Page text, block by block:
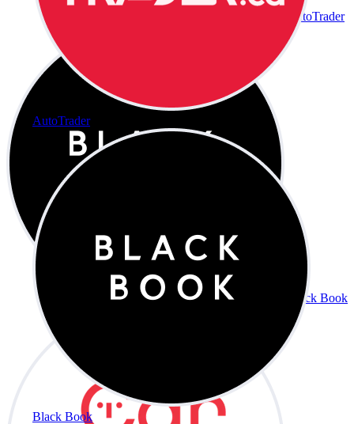
AutoTrader
Black Book
AutoTrader
Black Book